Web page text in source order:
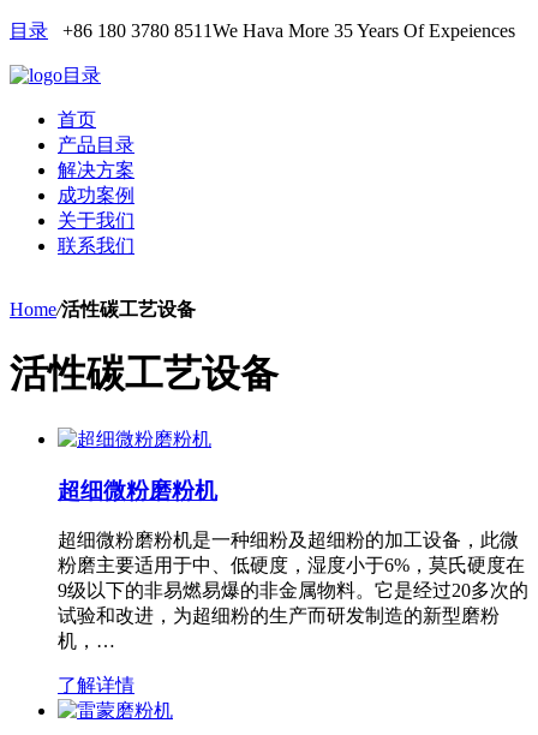
目录 +86 180 3780 8511We Hava More 35 Years Of Expeiences
目录
首页
产品目录
解决方案
成功案例
关于我们
联系我们
Home/活性碳工艺设备
活性碳工艺设备
超细微粉磨粉机
超细微粉磨粉机是一种细粉及超细粉的加工设备，此微
粉磨主要适用于中、低硬度，湿度小于6%，莫氏硬度在
9级以下的非易燃易爆的非金属物料。它是经过20多次的
试验和改进，为超细粉的生产而研发制造的新型磨粉
机，…
了解详情